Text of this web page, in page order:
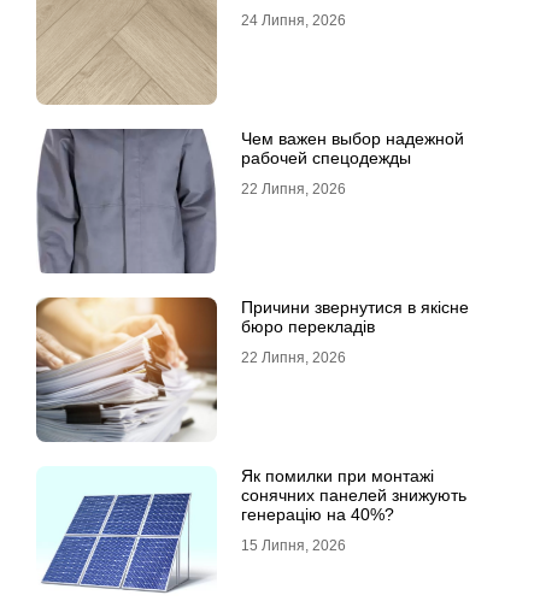
24 Липня, 2026
Чем важен выбор надежной
рабочей спецодежды
22 Липня, 2026
Причини звернутися в якісне
бюро перекладів
22 Липня, 2026
Як помилки при монтажі
сонячних панелей знижують
генерацію на 40%?
15 Липня, 2026